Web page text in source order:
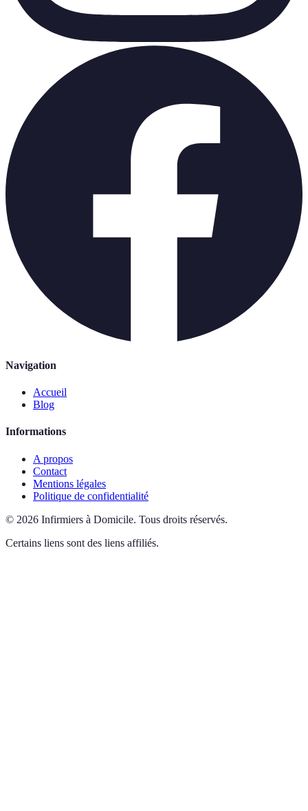
Navigation
Accueil
Blog
Informations
A propos
Contact
Mentions légales
Politique de confidentialité
© 2026 Infirmiers à Domicile. Tous droits réservés.
Certains liens sont des liens affiliés.